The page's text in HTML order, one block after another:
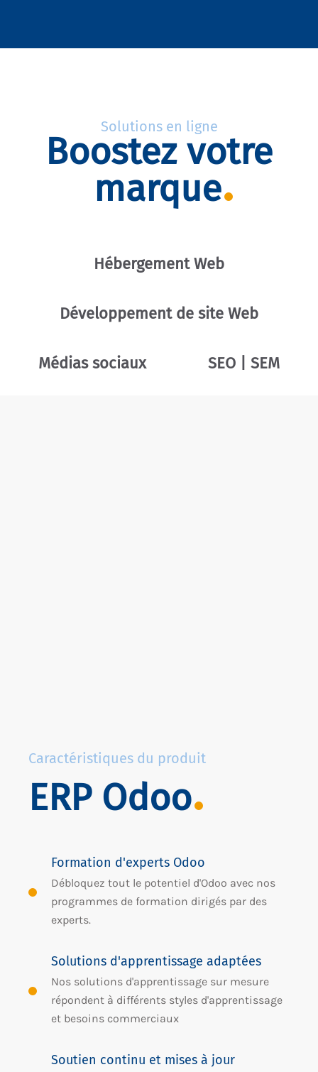
Solutions en ligne
Boostez votre
marque
Hébergement Web
Développement de site Web
Médias sociaux SEO | SEM
Caractéristiques du produit
ERP Odoo
Formation d'experts Odoo
Débloquez tout le potentiel d'Odoo avec nos
programmes de formation dirigés par des
experts.
Solutions d'apprentissage adaptées
Nos solutions d'apprentissage sur mesure
répondent à différents styles d'apprentissage
et besoins commerciaux
Soutien continu et mises à jour